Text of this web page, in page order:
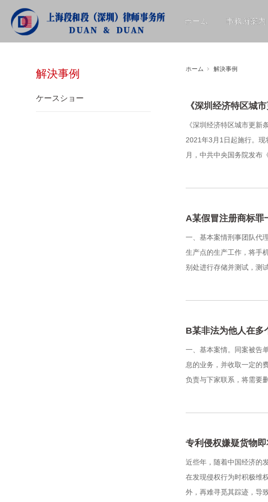
ホーム 事務所案内
解決事例
解決事例
ケースショー
ホーム 解決事例
《深圳经济特区城
《深圳经济特区城市更
2021年3月1日起施行。
月，中共中央国务院发布
A某假冒注册商标罪
一、基本案情刑事团队代
生产点的生产工作，将手
别处进行存储并测试，测
B某非法为他人在多
一、基本案情。同案被告
息的业务，并收取一定的
负责与下家联系，将需要
专利侵权嫌疑货物
近些年，随着中国经济的
在发现侵权行为时积极维
外，再难寻觅其踪迹，导